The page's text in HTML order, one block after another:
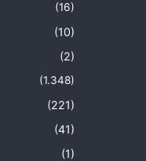
(16)
(10)
(2)
(1.348)
(221)
(41)
(1)